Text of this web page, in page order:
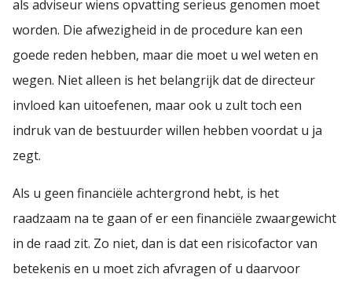
als adviseur wiens opvatting serieus genomen moet
worden. Die afwezigheid in de procedure kan een
goede reden hebben, maar die moet u wel weten en
wegen. Niet alleen is het belangrijk dat de directeur
invloed kan uitoefenen, maar ook u zult toch een
indruk van de bestuurder willen hebben voordat u ja
zegt.
Als u geen financiële achtergrond hebt, is het
raadzaam na te gaan of er een financiële zwaargewicht
in de raad zit. Zo niet, dan is dat een risicofactor van
betekenis en u moet zich afvragen of u daarvoor